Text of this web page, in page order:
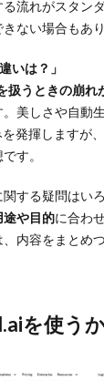
流れがスタン
ない場合もあり
いは？」
扱うときの崩れ
美しさや自動
発揮しますが、
す。
する疑問はい
途や目的に合わ
内容をまとめ
を使う